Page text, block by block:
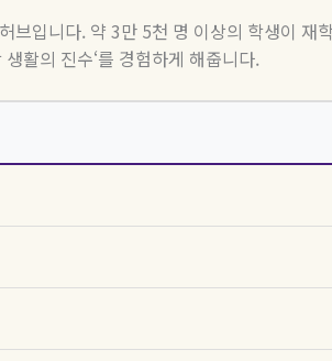
브입니다. 약 3만 5천 명 이상의 학생이 재
생활의 진수‘를 경험하게 해줍니다.